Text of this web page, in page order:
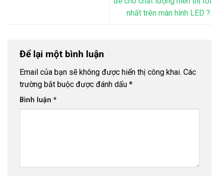
nhất trên màn hình LED ?.
Để lại một bình luận
Email của bạn sẽ không được hiển thị công khai. Các
trường bắt buộc được đánh dấu *
Bình luận *